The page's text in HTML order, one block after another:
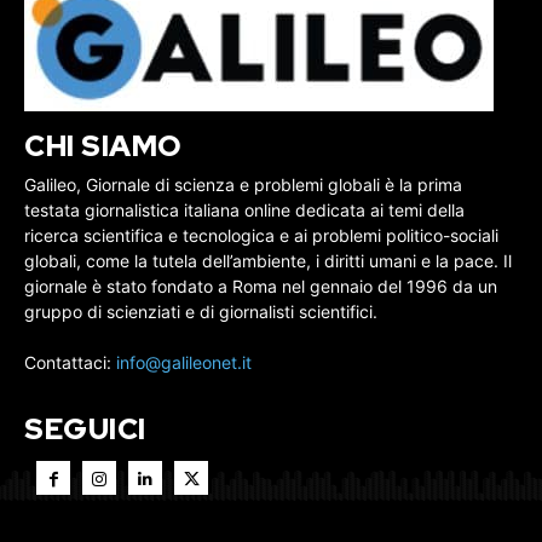
CHI SIAMO
Galileo, Giornale di scienza e problemi globali è la prima
testata giornalistica italiana online dedicata ai temi della
ricerca scientifica e tecnologica e ai problemi politico-sociali
globali, come la tutela dell’ambiente, i diritti umani e la pace. Il
giornale è stato fondato a Roma nel gennaio del 1996 da un
gruppo di scienziati e di giornalisti scientifici.
Contattaci: info@galileonet.it
SEGUICI